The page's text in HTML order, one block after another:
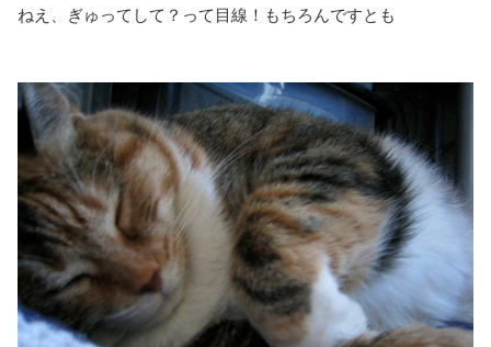
ねえ、ぎゅってして？って目線！もちろんですとも